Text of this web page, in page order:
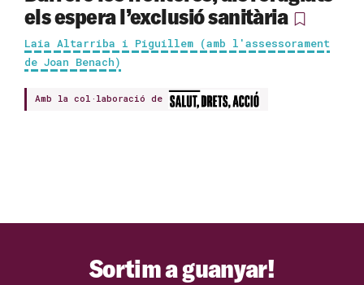
els espera l’exclusió sanitària
Laia Altarriba i Piguillem (amb l'assessorament
de Joan Benach)
Amb la col·laboració de
Sortim a guanyar!